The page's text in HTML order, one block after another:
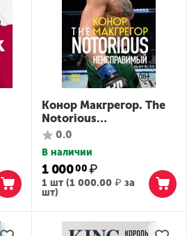
Конор Макгрегор. The
Notorious
(Неисправимый)
0.0
В наличии
1 00000₽
1 шт (1 000.00₽ за
шт)